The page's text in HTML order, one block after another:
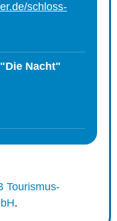
schloss-
Nacht"
Tourismus-
.